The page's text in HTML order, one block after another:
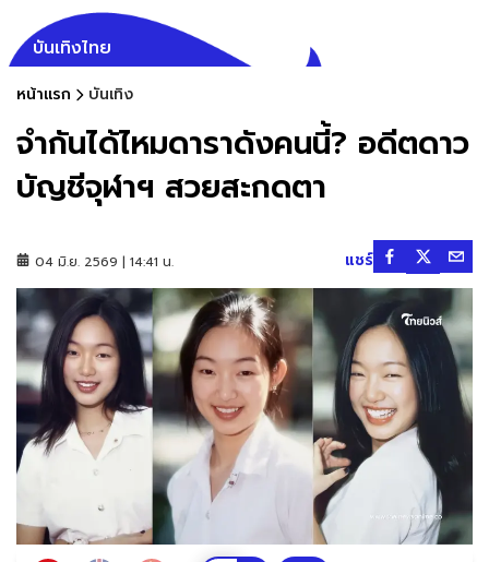
บันเทิงไทย
หน้าแรก บันเทิง
จำกันได้ไหมดาราดังคนนี้? อดีตดาว
บัญชีจุฬาฯ สวยสะกดตา
04 มิ.ย. 2569 | 14:41 น. แชร์